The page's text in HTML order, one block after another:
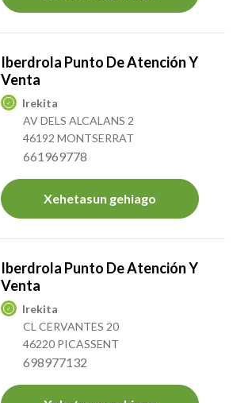
Iberdrola Punto De Atención Y
Venta
Irekita
AV DELS ALCALANS 2
46192 MONTSERRAT
661969778
Xehetasun gehiago
Iberdrola Punto De Atención Y
Venta
Irekita
CL CERVANTES 20
46220 PICASSENT
698977132